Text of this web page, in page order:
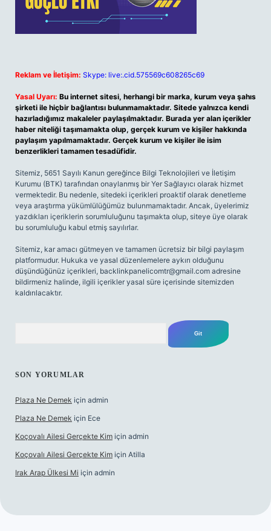
Reklam ve İletişim: Skype: live:.cid.575569c608265c69
Yasal Uyarı: Bu internet sitesi, herhangi bir marka, kurum veya şahıs
şirketi ile hiçbir bağlantısı bulunmamaktadır. Sitede yalnızca kendi
hazırladığımız makaleler paylaşılmaktadır. Burada yer alan içerikler
haber niteliği taşımamakta olup, gerçek kurum ve kişiler hakkında
paylaşım yapılmamaktadır. Gerçek kurum ve kişiler ile isim
benzerlikleri tamamen tesadüfidir.
Sitemiz, 5651 Sayılı Kanun gereğince Bilgi Teknolojileri ve İletişim
Kurumu (BTK) tarafından onaylanmış bir Yer Sağlayıcı olarak hizmet
vermektedir. Bu nedenle, sitedeki içerikleri proaktif olarak denetleme
veya araştırma yükümlülüğümüz bulunmamaktadır. Ancak, üyelerimiz
yazdıkları içeriklerin sorumluluğunu taşımakta olup, siteye üye olarak
bu sorumluluğu kabul etmiş sayılırlar.
Sitemiz, kar amacı gütmeyen ve tamamen ücretsiz bir bilgi paylaşım
platformudur. Hukuka ve yasal düzenlemelere aykırı olduğunu
düşündüğünüz içerikleri, backlinkpanelicomtr@gmail.com adresine
bildirmeniz halinde, ilgili içerikler yasal süre içerisinde sitemizden
kaldırılacaktır.
SON YORUMLAR
Plaza Ne Demek için admin
Plaza Ne Demek için Ece
Koçovalı Ailesi Gerçekte Kim için admin
Koçovalı Ailesi Gerçekte Kim için Atilla
Irak Arap Ülkesi Mi için admin